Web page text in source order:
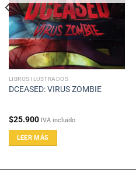
LIBROS ILUSTRADOS
DCEASED: VIRUS ZOMBIE
$25.900 IVA incluido
LEER MÁS